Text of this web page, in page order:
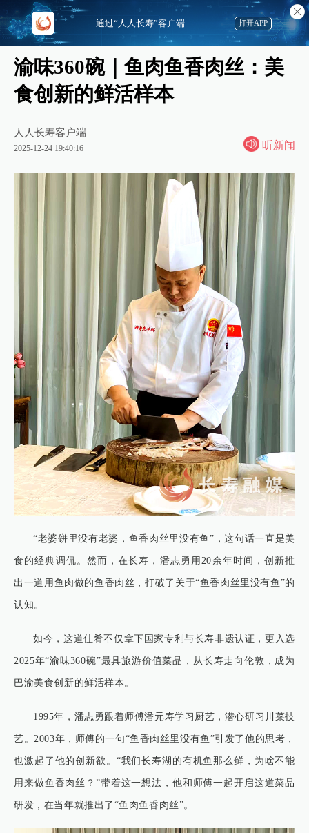
渝味360碗｜鱼肉鱼香肉丝：美
食创新的鲜活样本
人人长寿客户端
2025-12-24 19:40:16 听新闻
“老婆饼里没有老婆，鱼香肉丝里没有鱼”，这句话一直是美
食的经典调侃。然而，在长寿，潘志勇用20余年时间，创新推
出一道用鱼肉做的鱼香肉丝，打破了关于“鱼香肉丝里没有鱼”的
认知。
如今，这道佳肴不仅拿下国家专利与长寿非遗认证，更入选
2025年“渝味360碗”最具旅游价值菜品，从长寿走向伦敦，成为
巴渝美食创新的鲜活样本。
1995年，潘志勇跟着师傅潘元寿学习厨艺，潜心研习川菜技
艺。2003年，师傅的一句“鱼香肉丝里没有鱼”引发了他的思考，
也激起了他的创新欲。“我们长寿湖的有机鱼那么鲜，为啥不能
用来做鱼香肉丝？”带着这一想法，他和师傅一起开启这道菜品
研发，在当年就推出了“鱼肉鱼香肉丝”。
通过“人人长寿”客户端 打开APP